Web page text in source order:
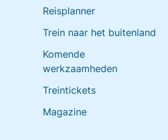
Reisplanner
Trein naar het buitenland
Komende
werkzaamheden
Treintickets
Magazine